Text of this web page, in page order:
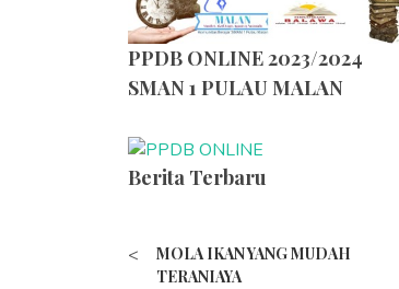
PPDB ONLINE 2023/2024
SMAN 1 PULAU MALAN
Berita Terbaru
<
MOLA IKAN YANG MUDAH
TERANIAYA